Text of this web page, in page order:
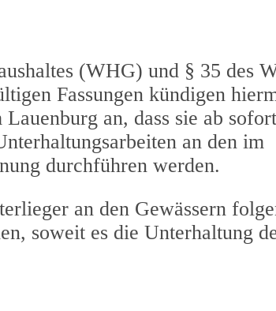
(WHG) und § 35 des
Fassungen kündigen
an, dass sie ab
an den im
durchführen werden.
an den Gewässern
soweit es die Unterhaltung